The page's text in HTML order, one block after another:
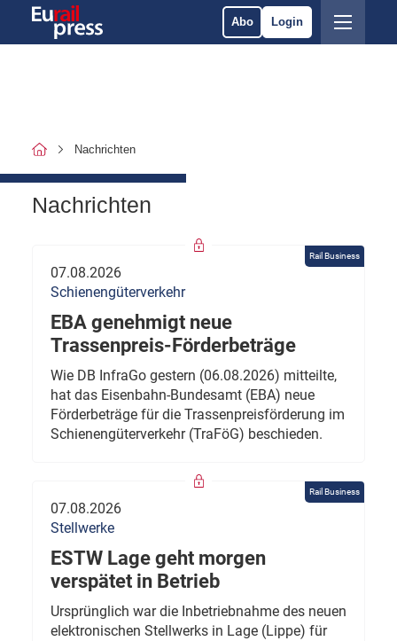
Abo Login
Nachrichten
Nachrichten
Rail Business
07.08.2026
Schienengüterverkehr
EBA genehmigt neue
Trassenpreis-Förderbeträge
Wie DB InfraGo gestern (06.08.2026) mitteilte,
hat das Eisenbahn-Bundesamt (EBA) neue
Förderbeträge für die Trassenpreisförderung im
Schienengüterverkehr (TraFöG) beschieden.
Rail Business
07.08.2026
Stellwerke
ESTW Lage geht morgen
verspätet in Betrieb
Ursprünglich war die Inbetriebnahme des neuen
elektronischen Stellwerks in Lage (Lippe) für